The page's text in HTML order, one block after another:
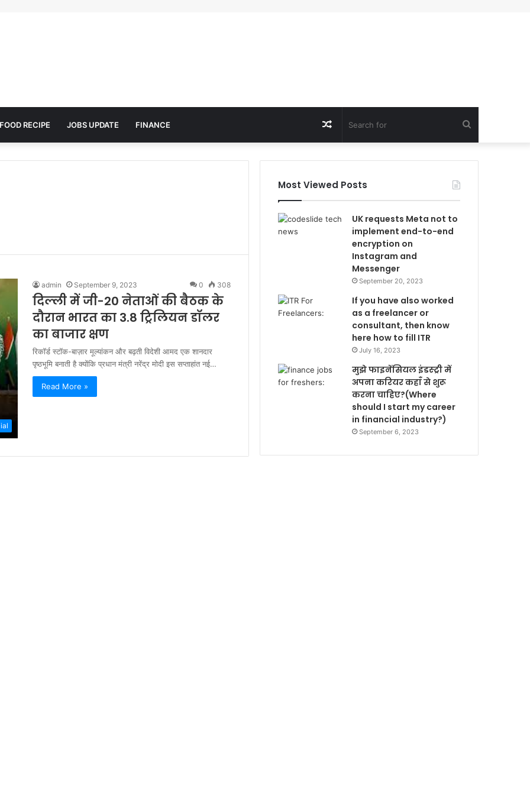
FOOD RECIPE JOBS UPDATE FINANCE
for
Random
Article
admin September 9, 2023 0 308
दिल्ली में जी-20 नेताओं की बैठक के
दौरान भारत का 3.8 ट्रिलियन डॉलर
का बाजार क्षण
रिकॉर्ड स्टॉक-बाज़ार मूल्यांकन और बढ़ती विदेशी आमद एक शानदार
पृष्ठभूमि बनाती है क्योंकि प्रधान मंत्री नरेंद्र मोदी इस सप्ताहांत नई…
Read More »
Most Viewed Posts
UK requests Meta not to
implement end-to-end
encryption on
Instagram and
Messenger
September 20, 2023
If you have also worked
as a freelancer or
consultant, then know
here how to fill ITR
July 16, 2023
मुझे फाइनेंसियल इंडस्ट्री में
अपना करियर कहाँ से शुरू
करना चाहिए?(Where
should I start my career
in financial industry?)
September 6, 2023